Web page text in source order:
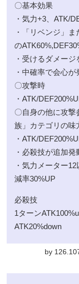
〇基本効果
・気力+3、ATK/
・「リベンジ」
の
・受けるダメージ
・中確率で会心が
〇攻撃時
・ATK/
〇自身の他に攻撃
族」カテゴリの味
・ATK/
・必殺技が追加発
・気力メーター
減率30%UP
必殺技
1ターン
ATK20%down
by